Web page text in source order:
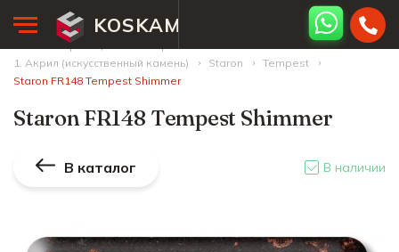
KOSKAM
Главная страница
1. Акрил (искусственный камень)
Staron
Tempest
Staron FR148 Tempest Shimmer
Staron FR148 Tempest Shimmer
В каталог В наличии